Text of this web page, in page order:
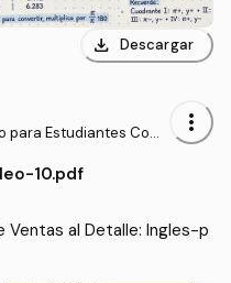
download Descargar
para Estudiantes Com
more_vert
10.pdf
Ventas al Detalle: Ingles-p